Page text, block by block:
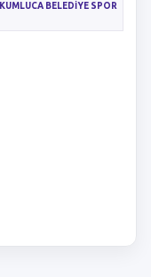
KUMLUCA BELEDİYE SPOR